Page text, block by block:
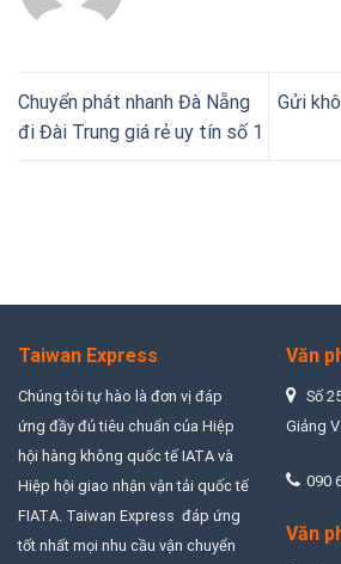
Chuyển phát nhanh Đà Nẵng
đi Đài Trung giá rẻ uy tín số 1
Gửi
Taiwan Express
Chúng tôi tự hào là đơn vị đáp
ứng đầy đủ tiêu chuẩn của Hiệp
hội hàng không quốc tế IATA và
Hiệp hội giao nhận vận tải quốc tế
FIATA. Taiwan Express đáp ứng
tốt nhất mọi nhu cầu vận chuyển
Văn
Số
Giảng
090
Văn